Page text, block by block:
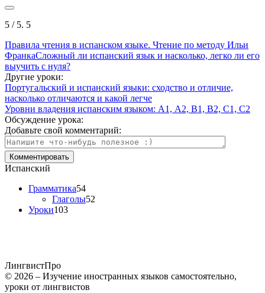
5 / 5. 5
Правила чтения в испанском языке. Чтение по методу Ильи
ФранкаСложный ли испанский язык и насколько, легко ли его
выучить с нуля?
Другие уроки:
Португальский и испанский языки: сходство и отличие,
насколько отличаются и какой легче
Уровни владения испанским языком: А1, А2, В1, В2, С1, С2
Обсуждение урока:
Добавьте свой комментарий:
Испанский
Грамматика54
Глаголы52
Уроки103
ЛингвистПро
© 2026 – Изучение иностранных языков самостоятельно,
уроки от лингвистов